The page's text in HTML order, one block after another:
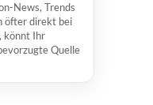
News, Trends
öfter direkt bei
könnt Ihr
Quelle